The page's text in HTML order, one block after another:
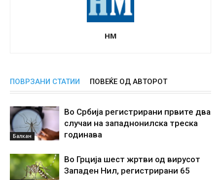
НМ
ПОВРЗАНИ СТАТИИ ПОВЕЌЕ ОД АВТОРОТ
Балкан
Во Србија регистрирани првите два
случаи на западнонилска треска
годинава
Во Грција шест жртви од вирусот
Западен Нил, регистрирани 65